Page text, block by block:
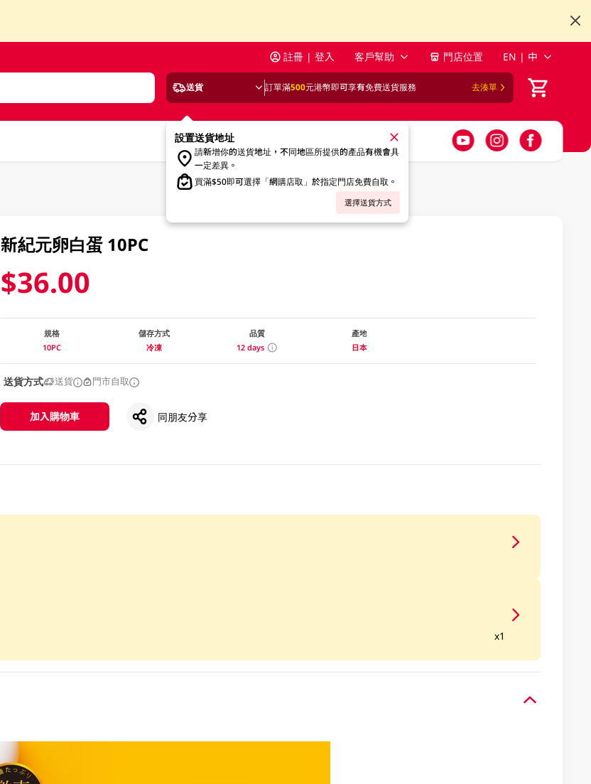
註冊 | 登入 客戶幫助 門店位置 EN | 中
送貨 訂單滿500元港幣即可享有免費送貨服務 去湊單
設置送貨地址
請新增你的送貨地址，不同地區所提供的產品有機會具
一定差異。
買滿$50即可選擇「網購店取」於指定門店免費自取。
選擇送貨方式
新紀元卵白蛋 10PC
$36.00
規格
10PC
儲存方式
冷凍
品質
12 days
產地
日本
送貨方式 送貨 門市自取
加入購物車 同朋友分享
x1